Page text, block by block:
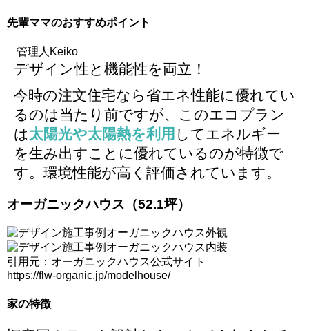
先輩ママのおすすめポイント
管理人Keiko
デザイン性と機能性を両立！
今時の注文住宅なら省エネ性能に優れてい
るのは当たり前ですが、このエコプラン
は太陽光や太陽熱を利用 してエネルギー
を生み出すことに優れているのが特徴で
す。環境性能が高く評価されています。
オーガニックハウス（52.1坪）
引用元：オーガニックハウス公式サイト
https://flw-organic.jp/modelhouse/
家の特徴